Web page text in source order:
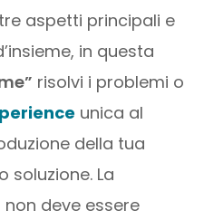
aspetti principali e
in questa
risolvi i problemi o
unica al
della tua
soluzione. La
non deve essere